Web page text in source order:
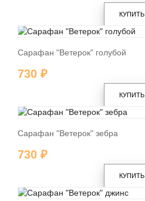
КУПИТЬ
КУПИТЬ
Сарафан "Ветерок" голубой
730 ₽
КУПИТЬ
Сарафан "Ветерок" зебра
730 ₽